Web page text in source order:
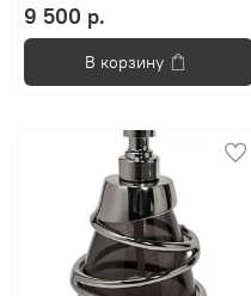
9 500 р.
В корзину